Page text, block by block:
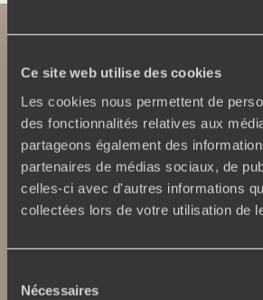
Ce site web utilise des cookies
Les cookies nous permettent de
des fonctionnalités relatives aux
partageons également des
partenaires de médias sociaux, de
celles-ci avec d'autres informations
collectées lors de votre utilisation de
Nécessaires
Abonnez-vous à notre newsletter
Lire notre politique de confidentialité
Nos engagements